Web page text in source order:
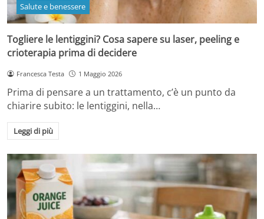
Salute e benessere
Togliere le lentiggini? Cosa sapere su laser, peeling e
crioterapia prima di decidere
Francesca Testa 1 Maggio 2026
Prima di pensare a un trattamento, c’è un punto da
chiarire subito: le lentiggini, nella…
Leggi di più